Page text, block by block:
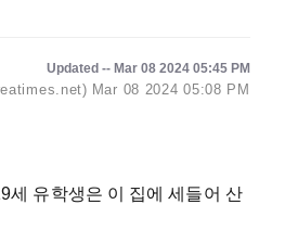
Updated -- Mar 08 2024 05:45 PM
Mar 08 2024 05:08 PM
세 유학생은 이 집에 세들어 산